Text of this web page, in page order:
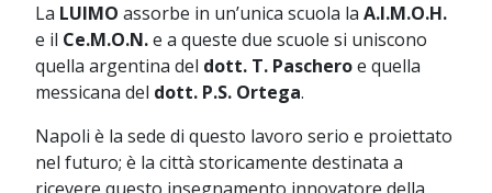
La LUIMO assorbe in un’unica scuola la A.I.M.O.H.
e il Ce.M.O.N.e a queste due scuole si uniscono
quella argentina del dott. T. Pascheroe quella
messicana del dott. P.S. Ortega.
Napoli è la sede di questo lavoro serio e proiettato
nel futuro; è la città storicamente destinata a